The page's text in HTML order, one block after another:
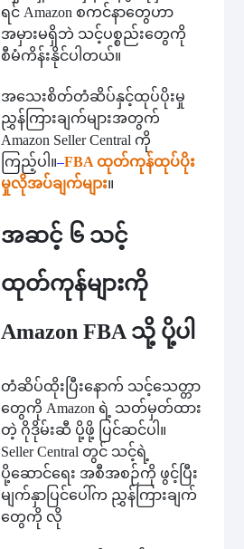
ရင် Amazon စကင်နာတွေဟာ
အမှားမရှိဘဲ သင့်ပစ္စည်းတွေကို
စီမံကိန်းနိုင်ပါတယ်။
အသေးစိတ်တံဆိပ်နှင့်ထုပ်ပိုးမှု
ညွှန်ကြားချက်များအတွက်
Amazon Seller Central ကို
ကြည့်ပါ။–FBA ထုတ်ကုန်ထုပ်ပိုး
မှုလိုအပ်ချက်များ။
အဆင့် ၆ သင့်
ထုတ်ကုန်များကို
Amazon FBA သို့ ပို့ပါ
တံဆိပ်ထိုးပြီးနောက် သင့်သေတ္တာ
တွေကို Amazon ရဲ့ သတ်မှတ်ထား
တဲ့ ဂိုဒိုမ်းဆီ ပို့ဖို့ ပြင်ဆင်ပါ။
Seller Central တွင် သင့်ရဲ့
ပို့ဆောင်ရေး အစီအစဉ်ကို ဖွင့်ပြီး
မျက်နှာပြင်ပေါ်က ညွှန်ကြားချက်
တွေကို လို